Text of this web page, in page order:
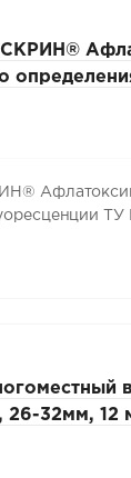
арт.
ТУ
32мм, 12